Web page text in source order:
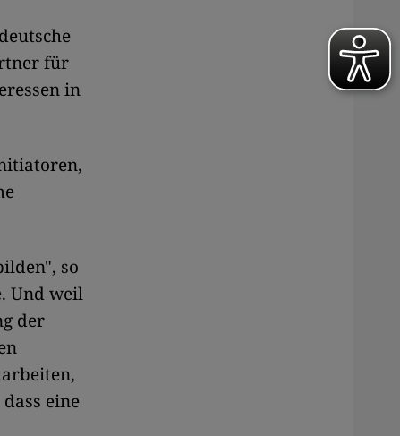
für
in
so
Und weil
der
eine